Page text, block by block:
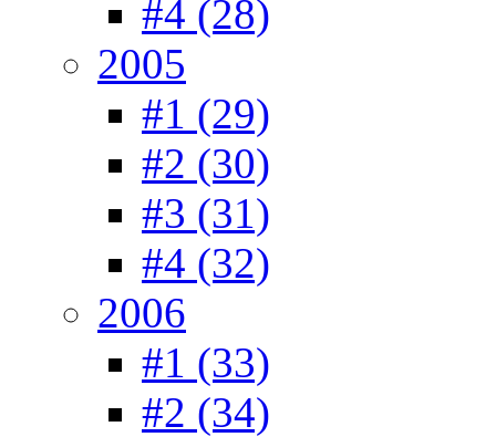
#4 (28)
2005
#1 (29)
#2 (30)
#3 (31)
#4 (32)
2006
#1 (33)
#2 (34)